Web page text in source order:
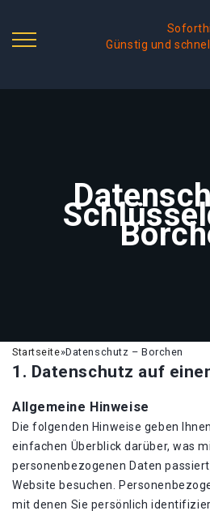
Günstig und
Startseite»Datenschutz – Borchen
1. Datenschutz auf
Allgemeine Hinweise
Die folgenden Hinweise geben
einfachen Überblick darüber, was
personenbezogenen Daten
Website besuchen.
mit denen Sie persönlich